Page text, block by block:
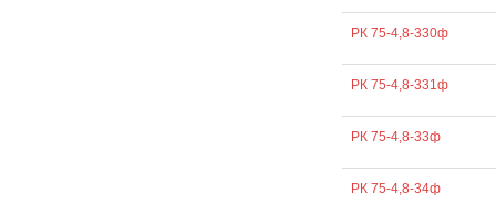
РК 75-4,8-330ф
РК 75-4,8-331ф
РК 75-4,8-33ф
РК 75-4,8-34ф